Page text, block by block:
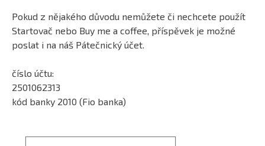
Pokud z nějakého důvodu nemůžete či nechcete použít
Startovač nebo Buy me a coffee, příspěvek je možné
poslat i na náš Pátečnický účet.
číslo účtu:
2501062313
kód banky 2010 (Fio banka)